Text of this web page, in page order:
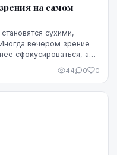
на самом
сухими,
вечером зрение
сфокусироваться, а
44 0 0